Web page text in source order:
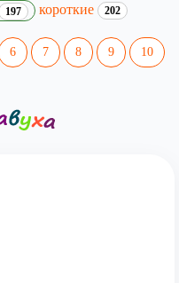
197 короткие 202
6 7 8 9 10